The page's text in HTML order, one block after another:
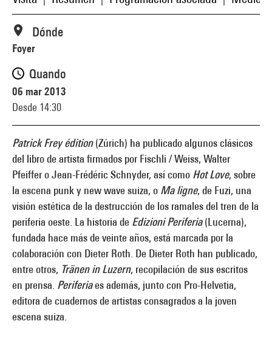
Patrick Frey édition(Zúrich) ha publicado algunos clásicos
del libro de artista firmados por Fischli / Weiss, Walter
Pfeiffer o Jean-Frédéric Schnyder, así como Hot Love, sobre
la escena punk y new wave suiza, o Ma ligne, de Fuzi, una
visión estética de la destrucción de los ramales del tren de la
periferia oeste. La historia de Edizioni Periferia(Lucerna),
fundada hace más de veinte años, está marcada por la
colaboración con Dieter Roth. De Dieter Roth han publicado,
entre otros, Tränen in Luzern, recopilación de sus escritos
en prensa. Periferiaes además, junto con Pro-Helvetia,
editora de cuadernos de artistas consagrados a la joven
escena suiza.
Dónde
Foyer
Quando
06 mar 2013
Desde 14:30